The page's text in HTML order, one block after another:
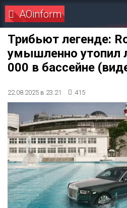
AOinform
Трибьют легенде:
умышленно утопил
000 в бассейне
22.08.2025 в 23:21 415